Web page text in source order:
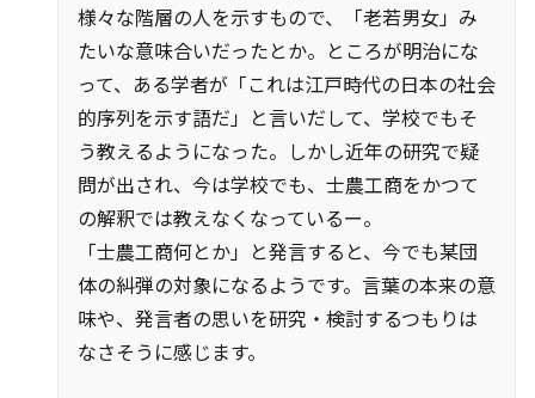
様々な階層の人を示すもので、「老若男女」み
たいな意味合いだったとか。ところが明治にな
って、ある学者が「これは江戸時代の日本の社会
的序列を示す語だ」と言いだして、学校でもそ
う教えるようになった。しかし近年の研究で疑
問が出され、今は学校でも、士農工商をかつて
の解釈では教えなくなっているー。
「士農工商何とか」と発言すると、今でも某団
体の糾弾の対象になるようです。言葉の本来の意
味や、発言者の思いを研究・検討するつもりは
なさそうに感じます。